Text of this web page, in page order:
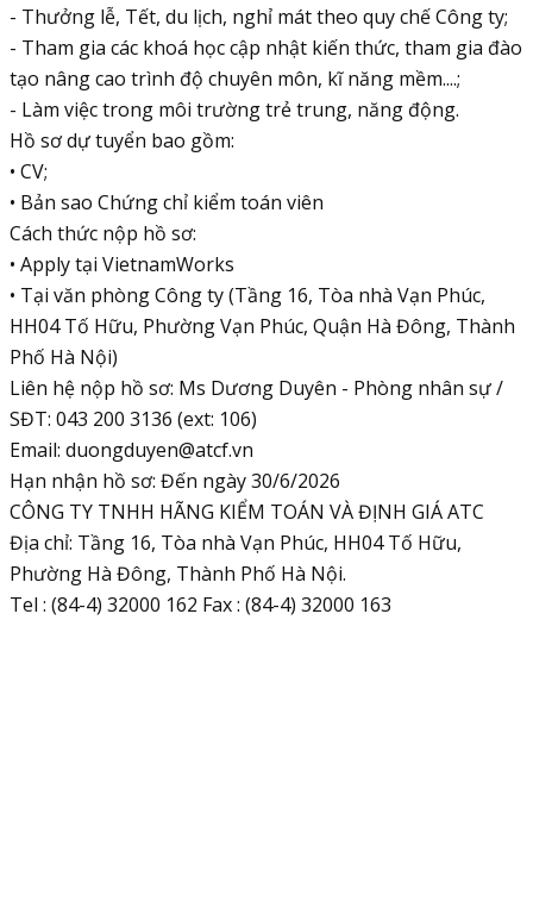
- Thưởng lễ, Tết, du lịch, nghỉ mát theo quy chế Công ty;
- Tham gia các khoá học cập nhật kiến thức, tham gia đào
tạo nâng cao trình độ chuyên môn, kĩ năng mềm....;
- Làm việc trong môi trường trẻ trung, năng động.
Hồ sơ dự tuyển bao gồm:
• CV;
• Bản sao Chứng chỉ kiểm toán viên
Cách thức nộp hồ sơ:
• Apply tại VietnamWorks
• Tại văn phòng Công ty (Tầng 16, Tòa nhà Vạn Phúc,
HH04 Tố Hữu, Phường Vạn Phúc, Quận Hà Đông, Thành
Phố Hà Nội)
Liên hệ nộp hồ sơ: Ms Dương Duyên - Phòng nhân sự /
SĐT: 043 200 3136 (ext: 106)
Email: duongduyen@atcf.vn
Hạn nhận hồ sơ: Đến ngày 30/6/2026
CÔNG TY TNHH HÃNG KIỂM TOÁN VÀ ĐỊNH GIÁ ATC
Địa chỉ: Tầng 16, Tòa nhà Vạn Phúc, HH04 Tố Hữu,
Phường Hà Đông, Thành Phố Hà Nội.
Tel : (84-4) 32000 162 Fax : (84-4) 32000 163